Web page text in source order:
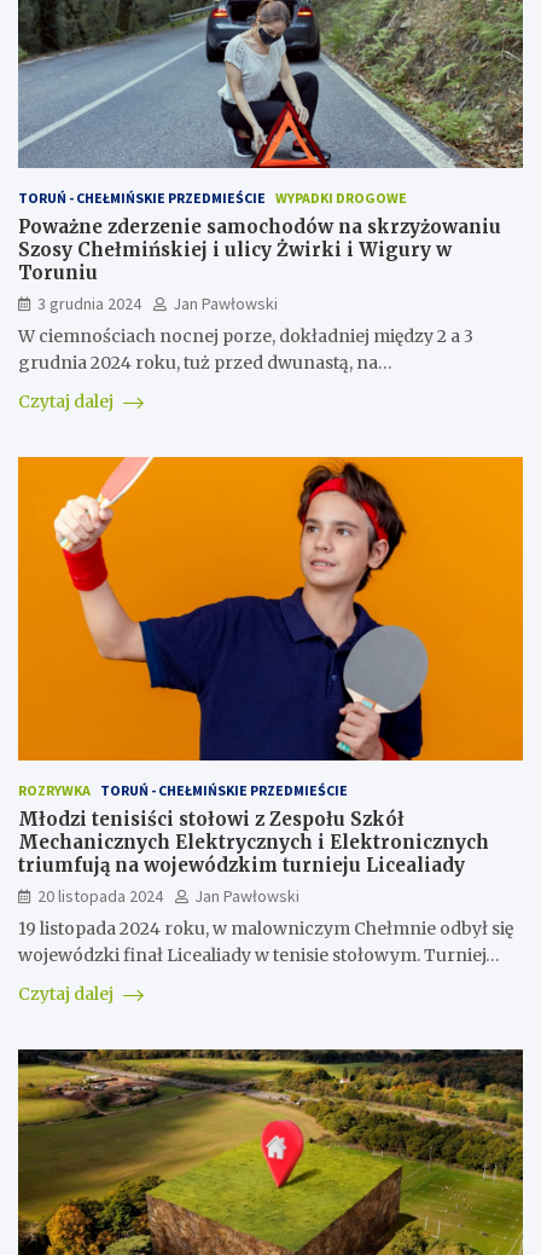
TORUŃ - CHEŁMIŃSKIE PRZEDMIEŚCIE WYPADKI DROGOWE
Poważne zderzenie samochodów na skrzyżowaniu
Szosy Chełmińskiej i ulicy Żwirki i Wigury w
Toruniu
3 grudnia 2024
Jan Pawłowski
W ciemnościach nocnej porze, dokładniej między 2 a 3
grudnia 2024 roku, tuż przed dwunastą, na…
Czytaj dalej
ROZRYWKA TORUŃ - CHEŁMIŃSKIE PRZEDMIEŚCIE
Młodzi tenisiści stołowi z Zespołu Szkół
Mechanicznych Elektrycznych i Elektronicznych
triumfują na wojewódzkim turnieju Licealiady
20 listopada 2024
Jan Pawłowski
19 listopada 2024 roku, w malowniczym Chełmnie odbył się
wojewódzki finał Licealiady w tenisie stołowym. Turniej…
Czytaj dalej